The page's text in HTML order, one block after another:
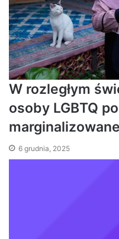
W rozległym
osoby LGBTQ
marginalizowane
6 grudnia, 2025